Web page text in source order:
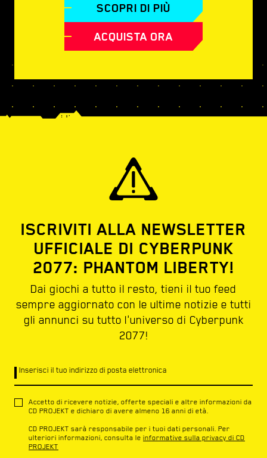
SCOPRI DI PIÙ
ACQUISTA ORA
ISCRIVITI ALLA NEWSLETTER
UFFICIALE DI CYBERPUNK
2077: PHANTOM LIBERTY!
Dai giochi a tutto il resto, tieni il tuo feed
sempre aggiornato con le ultime notizie e tutti
gli annunci su tutto l'universo di Cyberpunk
2077!
Inserisci il tuo indirizzo di posta elettronica
Accetto di ricevere notizie, offerte speciali e altre informazioni da
CD PROJEKT e dichiaro di avere almeno 16 anni di età.
CD PROJEKT sarà responsabile per i tuoi dati personali. Per
ulteriori informazioni, consulta le informative sulla privacy di CD
PROJEKT